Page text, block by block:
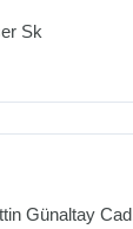
Sk
Günaltay